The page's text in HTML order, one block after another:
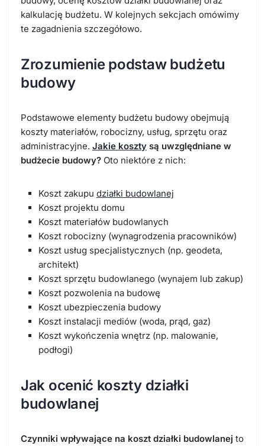
kalkulację budżetu. W kolejnych sekcjach omówimy
te zagadnienia szczegółowo.
Zrozumienie podstaw budżetu
budowy
Podstawowe elementy budżetu budowy obejmują
koszty materiałów, robocizny, usług, sprzętu oraz
administracyjne. Jakie koszty są uwzględniane w
budżecie budowy? Oto niektóre z nich:
Koszt zakupu działki budowlanej
Koszt projektu domu
Koszt materiałów budowlanych
Koszt robocizny (wynagrodzenia pracowników)
Koszt usług specjalistycznych (np. geodeta,
architekt)
Koszt sprzętu budowlanego (wynajem lub zakup)
Koszt pozwolenia na budowę
Koszt ubezpieczenia budowy
Koszt instalacji mediów (woda, prąd, gaz)
Koszt wykończenia wnętrz (np. malowanie,
podłogi)
Jak ocenić koszty działki
budowlanej
Czynniki wpływające na koszt działki budowlanej to